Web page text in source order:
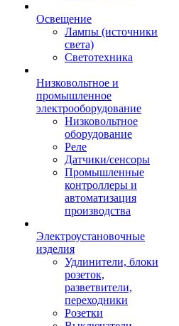
Освещение
Лампы (источники
света)
Светотехника
Низковольтное и
промышленное
электрооборудование
Низковольтное
оборудование
Реле
Датчики/сенсоры
Промышленные
контроллеры и
автоматизация
производства
Электроустановочные
изделия
Удлинители, блоки
розеток,
разветвители,
переходники
Розетки